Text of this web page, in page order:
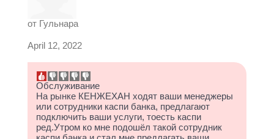
от Гульнара
April 12, 2022
Обслуживание
На рынке КЕНЖЕХАН ходят ваши менеджеры
или сотрудники каспи банка, предлагают
подключить ваши услуги, тоесть каспи
ред.Утром ко мне подошёл такой сотрудник